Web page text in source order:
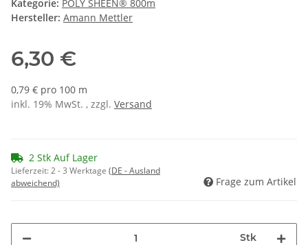
Kategorie: POLY SHEEN® 800m
Hersteller: Amann Mettler
6,30 €
0,79 € pro 100 m
inkl. 19% MwSt. , zzgl. Versand
2 Stk Auf Lager
Lieferzeit:2 - 3 Werktage (DE - Ausland
abweichend)
Frage zum Artikel
Stk